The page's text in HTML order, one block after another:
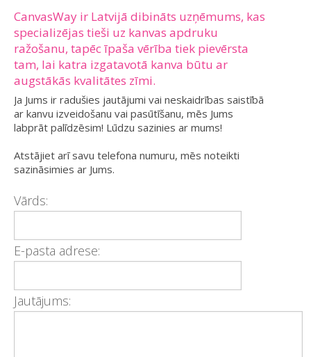
CanvasWay ir Latvijā dibināts uzņēmums, kas
specializējas tieši uz kanvas apdruku
ražošanu, tapēc īpaša vērība tiek pievērsta
tam, lai katra izgatavotā kanva būtu ar
augstākās kvalitātes zīmi.
Ja Jums ir radušies jautājumi vai neskaidrības saistībā
ar kanvu izveidošanu vai pasūtīšanu, mēs Jums
labprāt palīdzēsim! Lūdzu sazinies ar mums!
Atstājiet arī savu telefona numuru, mēs noteikti
sazināsimies ar Jums.
Vārds:
E-pasta adrese:
Jautājums: